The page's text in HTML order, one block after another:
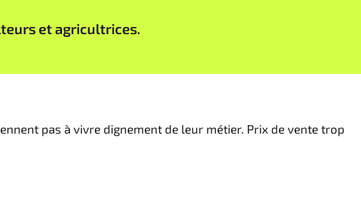
et agricultrices.
pas à vivre dignement de leur métier. Prix de vente trop